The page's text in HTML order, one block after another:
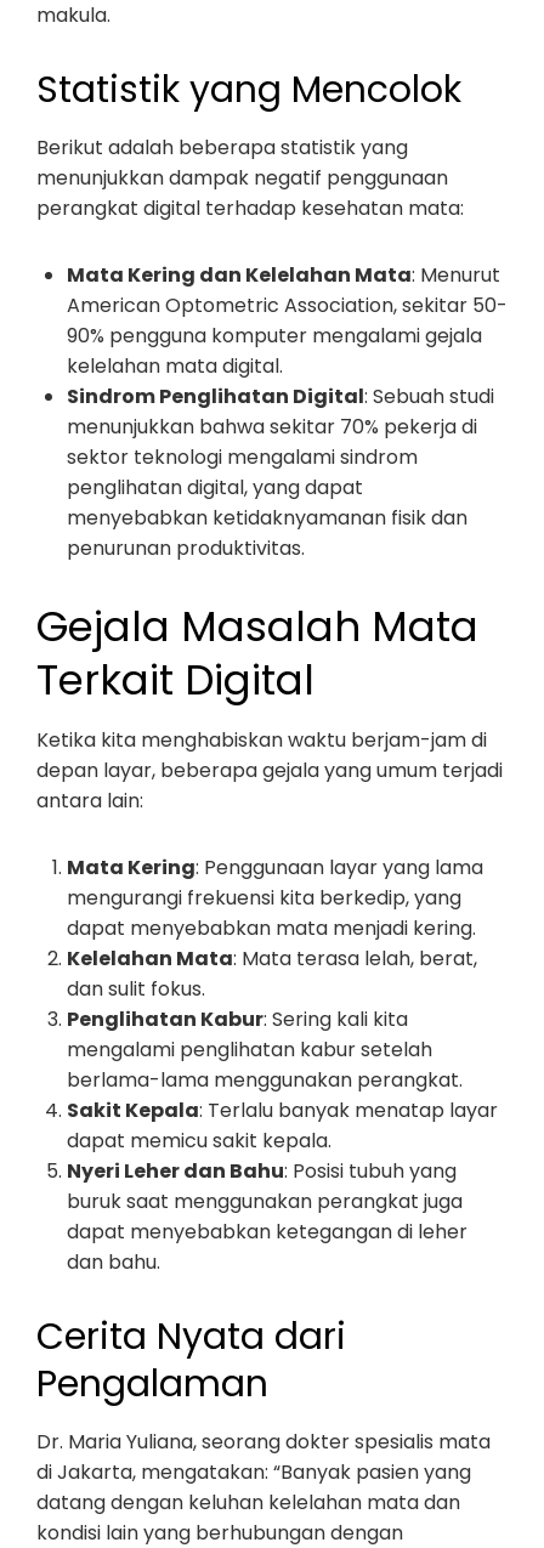
makula.
Statistik yang Mencolok
Berikut adalah beberapa statistik yang
menunjukkan dampak negatif penggunaan
perangkat digital terhadap kesehatan mata:
Mata Kering dan Kelelahan Mata: Menurut
American Optometric Association, sekitar 50-
90% pengguna komputer mengalami gejala
kelelahan mata digital.
Sindrom Penglihatan Digital: Sebuah studi
menunjukkan bahwa sekitar 70% pekerja di
sektor teknologi mengalami sindrom
penglihatan digital, yang dapat
menyebabkan ketidaknyamanan fisik dan
penurunan produktivitas.
Gejala Masalah Mata
Terkait Digital
Ketika kita menghabiskan waktu berjam-jam di
depan layar, beberapa gejala yang umum terjadi
antara lain:
Mata Kering: Penggunaan layar yang lama
mengurangi frekuensi kita berkedip, yang
dapat menyebabkan mata menjadi kering.
Kelelahan Mata: Mata terasa lelah, berat,
dan sulit fokus.
Penglihatan Kabur: Sering kali kita
mengalami penglihatan kabur setelah
berlama-lama menggunakan perangkat.
Sakit Kepala: Terlalu banyak menatap layar
dapat memicu sakit kepala.
Nyeri Leher dan Bahu: Posisi tubuh yang
buruk saat menggunakan perangkat juga
dapat menyebabkan ketegangan di leher
dan bahu.
Cerita Nyata dari
Pengalaman
Dr. Maria Yuliana, seorang dokter spesialis mata
di Jakarta, mengatakan: “Banyak pasien yang
datang dengan keluhan kelelahan mata dan
kondisi lain yang berhubungan dengan